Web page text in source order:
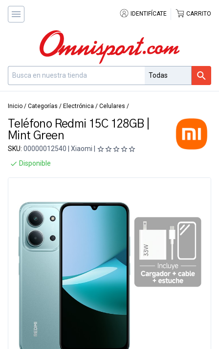
IDENTIFÍCATE CARRITO
Inicio / Categorías / Electrónica / Celulares /
Teléfono Redmi 15C 128GB |
Mint Green
SKU: 00000012540 | Xiaomi |
Disponible